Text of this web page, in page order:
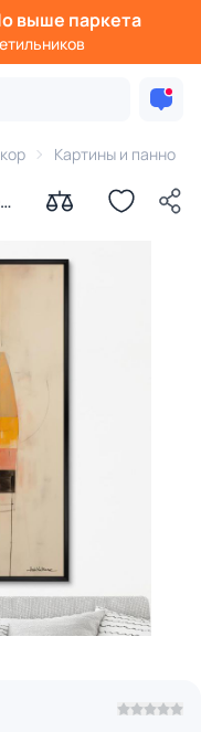
выше паркета
Картины и панно